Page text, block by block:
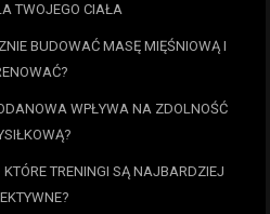
TWOJEGO CIAŁA
BUDOWAĆ MASĘ MIĘŚNIOWĄ I
WPŁYWA NA ZDOLNOŚĆ
TRENINGI SĄ NAJBARDZIEJ